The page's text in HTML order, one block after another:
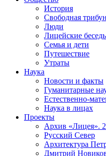
История
Свободная
Люди
Лицейские
Семья и дети
Путешествие
Утраты
Наука
Новости и факты
Гуманитарные
Естественно-
Наука в лицах
Проекты
Архив «Лицея».
Русский Север
Архитектура
Дмитрий